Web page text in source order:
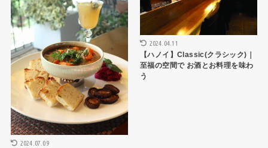
2024.07.09
2024.04.11
【ハノイ】Classic(クラシック)｜
至福の空間で お酒とお料理を味わ
う